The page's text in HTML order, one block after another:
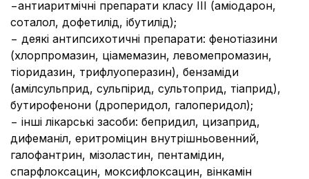
−антиаритмічні препарати класу ІІІ (аміодарон,
соталол, дофетилід, ібутилід);
− деякі антипсихотичні препарати: фенотіазини
(хлорпромазин, ціамемазин, левомепромазин,
тіоридазин, трифлуоперазин), бензаміди
(амілсульприд, сульпірид, сультоприд, тіаприд),
бутирофенони (дроперидол, галоперидол);
− інші лікарські засоби: бепридил, цизаприд,
дифеманіл, еритроміцин внутрішньовенний,
галофантрин, мізоластин, пентамідин,
спарфлоксацин, моксифлоксацин, вінкамін